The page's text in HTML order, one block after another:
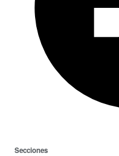
Secciones